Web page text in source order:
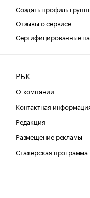
Создать профиль
Отзывы о сервисе
Сертифицированные
РБК
О компании
Контактная
Редакция
Размещение рекламы
Стажерская программа